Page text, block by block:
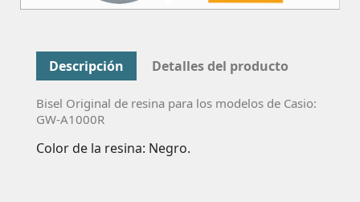
Descripción Detalles del producto
Bisel Original de resina para los modelos de Casio:
GW-A1000R
Color de la resina: Negro.